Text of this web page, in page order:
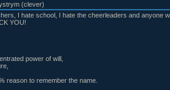
(clever)
I hate school, I hate the cheerleaders and anyone
YOU!
power of will,
reason to remember the name.